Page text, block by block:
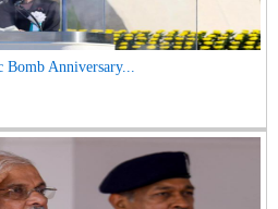
Bomb Anniversary...